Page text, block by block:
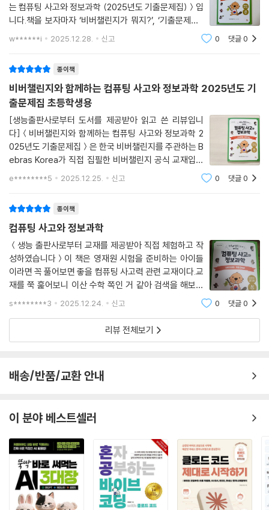
는 컴퓨팅 사고와 정보과학 (2025년도 기출문제집)＞입
니다.책을 보자마자 ‘비버챌린지가 뭐지?’, ‘기출문제집?
대회가 있나?’ 호기심이 생기더라고요.비버챌린지가 무
w******i 2025.12.28. 신고 0 댓글0
종이책
비버챌린지와 함께하는 컴퓨팅 사고와 정보과학 2025년도 기
출문제집 초등학생용
[생능출판사로부터 도서를 제공받아 읽고 쓴 리뷰입니
다]＜비버챌린지와 함께하는 컴퓨팅 사고와 정보과학 2
025년도 기출문제집＞은 한국 비버챌린지를 주관하는 B
ebras Korea가 직접 집필한 비버챌린지 공식 교재입니
다. 비버 챌린지가 뭐지? 라고 생각하시는 분들 계시죠?
축
e********5 2025.12.25. 신고 0 댓글0
종이책
컴퓨팅 사고와 정보과학
＜생능 출판사로부터 교재를 제공받아 직접 체험하고 작
성하였습니다＞이 책은 영재원 시험을 준비하는 아이들
이라면 꼭 풀어보면 좋을 컴퓨팅 사고력 관련 교재이다.교
재를 쭉 훑어보니 이산 수학 쪽인 거 같아 검색을 해보니
고입 적성 평가에 나오는 문제들이 일반 수학 쪽이 아니라
린지 기출 문제를 추천하더랬다.정보 영재나
s********3 2025.12.24. 신고 0 댓글0
리뷰 전체보기
배송/반품/교환 안내
이 분야 베스트셀러